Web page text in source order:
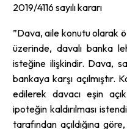
2019/4116 sayılı kararı
”Dava, aile konutu olarak
üzerinde, davalı banka
isteğine ilişkindir. Dava,
bankaya karşı
edilerek davacı eşin
ipoteğin kaldırılması
tarafından açıldığına